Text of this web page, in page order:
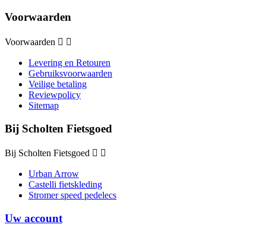
Voorwaarden
Voorwaarden  
Levering en Retouren
Gebruiksvoorwaarden
Veilige betaling
Reviewpolicy
Sitemap
Bij Scholten Fietsgoed
Bij Scholten Fietsgoed  
Urban Arrow
Castelli fietskleding
Stromer speed pedelecs
Uw account